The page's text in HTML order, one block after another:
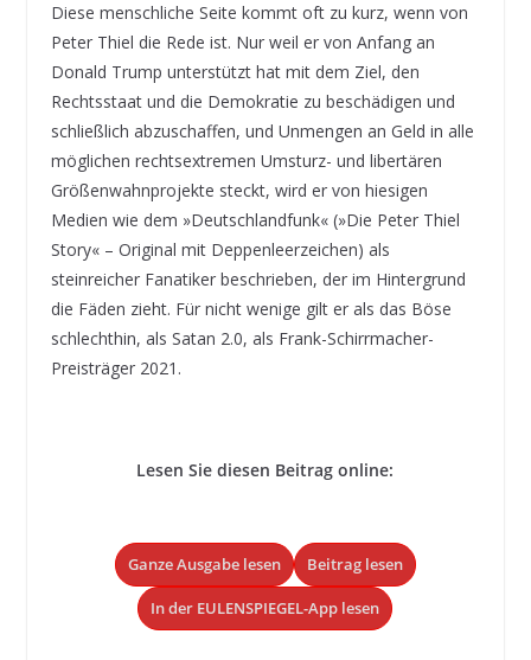
Diese menschliche Seite kommt oft zu kurz, wenn von
Peter Thiel die Rede ist. Nur weil er von Anfang an
Donald Trump unterstützt hat mit dem Ziel, den
Rechtsstaat und die Demokratie zu beschädigen und
schließlich abzuschaffen, und Unmengen an Geld in alle
möglichen rechtsextremen Umsturz- und libertären
Größenwahnprojekte steckt, wird er von hiesigen
Medien wie dem »Deutschlandfunk« (»Die Peter Thiel
Story« – Original mit Deppenleerzeichen) als
steinreicher Fanatiker beschrieben, der im Hintergrund
die Fäden zieht. Für nicht wenige gilt er als das Böse
schlechthin, als Satan 2.0, als Frank-Schirrmacher-
Preisträger 2021.
Lesen Sie diesen Beitrag online:
Ganze Ausgabe lesen Beitrag lesen
In der EULENSPIEGEL-App lesen